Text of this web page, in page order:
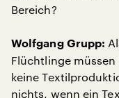
Bereich?
Wolfgang Grupp:
Flüchtlinge müssen
keine
nichts, wenn ein